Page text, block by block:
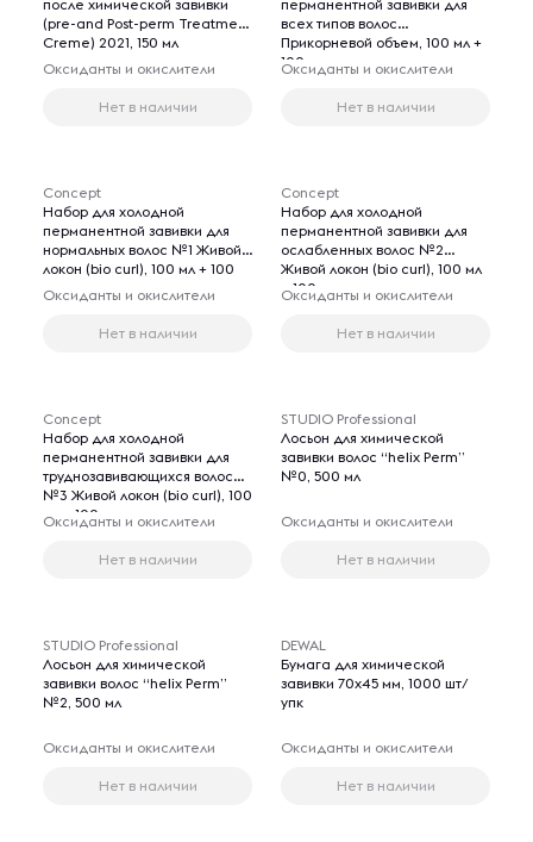
после химической завивки
(pre-and Post-perm Treatment
Creme) 2021, 150 мл
Оксиданты и окислители
Нет в наличии
перманентной завивки для
всех типов волос
Прикорневой объем, 100 мл +
100 мл
Оксиданты и окислители
Нет в наличии
Concept
Набор для холодной
перманентной завивки для
нормальных волос №1 Живой
локон (bio curl), 100 мл + 100
мл
Оксиданты и окислители
Нет в наличии
Concept
Набор для холодной
перманентной завивки для
ослабленных волос №2
Живой локон (bio curl), 100 мл
+ 100 мл
Оксиданты и окислители
Нет в наличии
Concept
Набор для холодной
перманентной завивки для
труднозавивающихся волос
№3 Живой локон (bio curl), 100
мл + 100 мл
Оксиданты и окислители
Нет в наличии
STUDIO Professional
Лосьон для химической
завивки волос “helix Perm”
№0, 500 мл
Оксиданты и окислители
Нет в наличии
STUDIO Professional
Лосьон для химической
завивки волос “helix Perm”
№2, 500 мл
Оксиданты и окислители
Нет в наличии
DEWAL
Бумага для химической
завивки 70x45 мм, 1000 шт/
упк
Оксиданты и окислители
Нет в наличии